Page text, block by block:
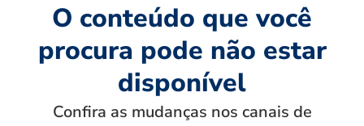
O conteúdo que você
procura pode não estar
disponível
Confira as mudanças nos canais de